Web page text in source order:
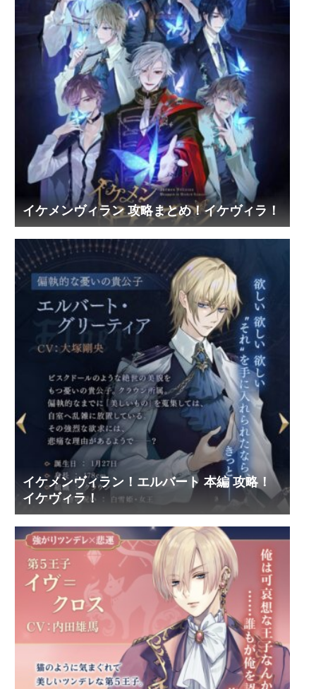
イケメンヴィラン 攻略まとめ！イケヴィラ！
イケメンヴィラン！エルバート 本編 攻略！
イケヴィラ！